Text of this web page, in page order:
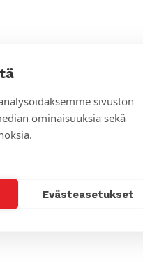
sivuston
ominaisuuksia sekä
Evästeasetukset